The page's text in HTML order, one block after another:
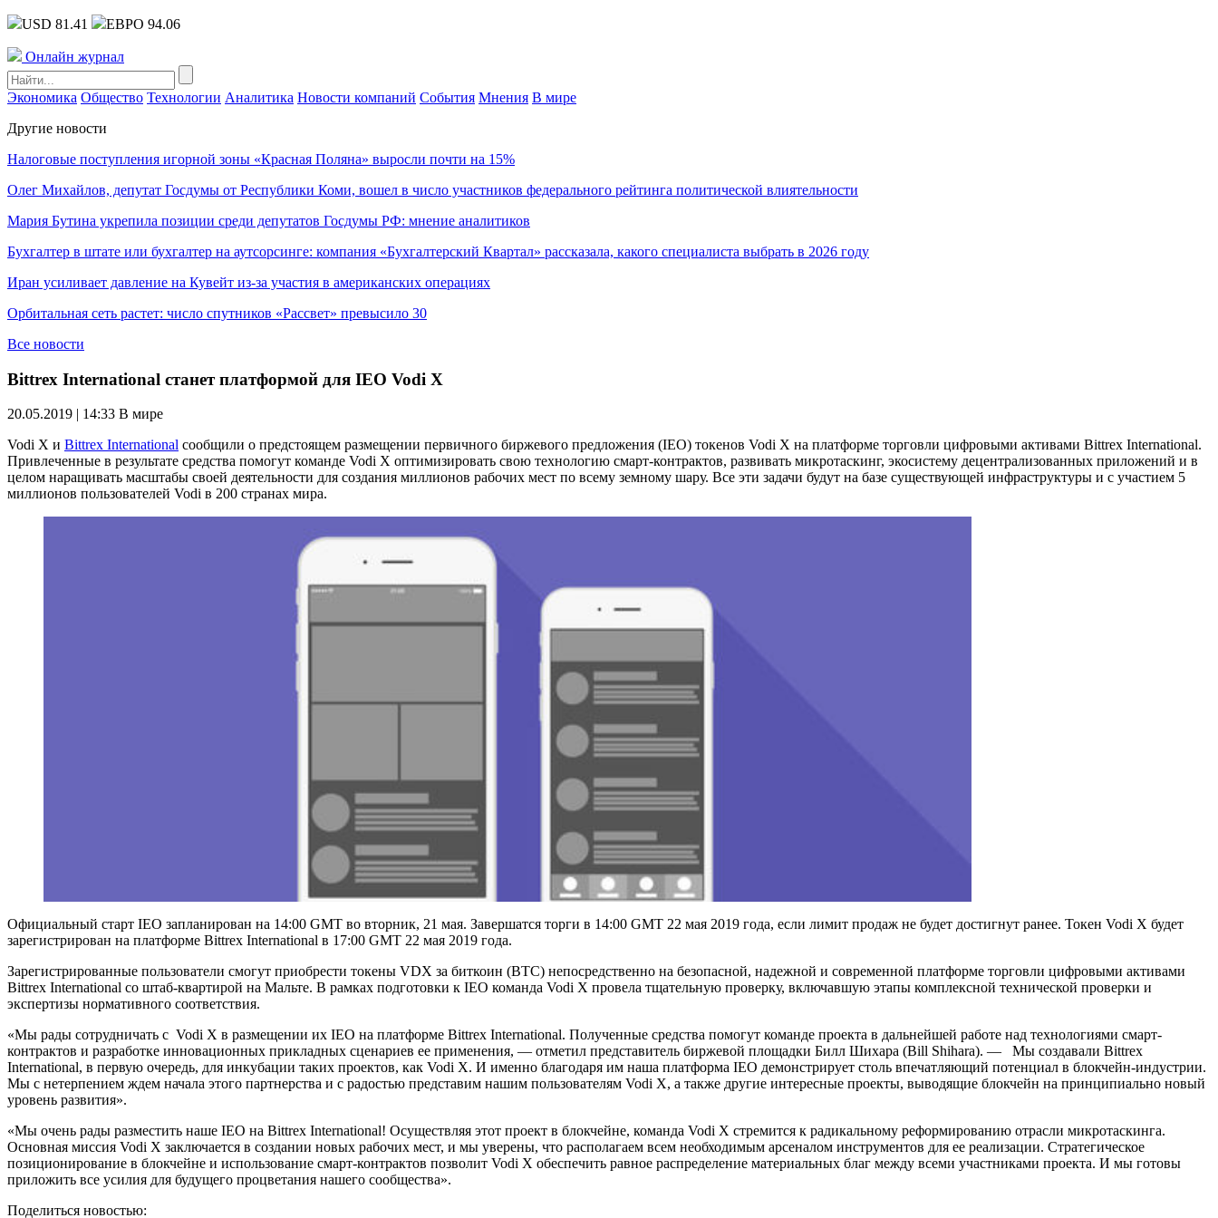
USD 81.41 ЕВРО 94.06
Онлайн журнал
Экономика Общество Технологии Аналитика Новости компаний События Мнения В мире
Другие новости
Налоговые поступления игорной зоны «Красная Поляна» выросли почти на 15%
Олег Михайлов, депутат Госдумы от Республики Коми, вошел в число участников федерального рейтинга политической влиятельности
Мария Бутина укрепила позиции среди депутатов Госдумы РФ: мнение аналитиков
Бухгалтер в штате или бухгалтер на аутсорсинге: компания «Бухгалтерский Квартал» рассказала, какого специалиста выбрать в 2026 году
Иран усиливает давление на Кувейт из-за участия в американских операциях
Орбитальная сеть растет: число спутников «Рассвет» превысило 30
Все новости
Bittrex International станет платформой для IEO Vodi X
20.05.2019 | 14:33 В мире
Vodi X и Bittrex International сообщили о предстоящем размещении первичного биржевого предложения (IEO) токенов Vodi X на платформе торговли цифровыми активами Bittrex International.
Привлеченные в результате средства помогут команде Vodi X оптимизировать свою технологию смарт-контрактов, развивать микротаскинг, экосистему децентрализованных приложений и в
целом наращивать масштабы своей деятельности для создания миллионов рабочих мест по всему земному шару. Все эти задачи будут на базе существующей инфраструктуры и с участием 5
миллионов пользователей Vodi в 200 странах мира.
Официальный старт IEO запланирован на 14:00 GMT во вторник, 21 мая. Завершатся торги в 14:00 GMT 22 мая 2019 года, если лимит продаж не будет достигнут ранее. Токен Vodi X будет
зарегистрирован на платформе Вittrex International в 17:00 GMT 22 мая 2019 года.
Зарегистрированные пользователи смогут приобрести токены VDX за биткоин (BTC) непосредственно на безопасной, надежной и современной платформе торговли цифровыми активами
Bittrex International со штаб-квартирой на Мальте. В рамках подготовки к IEO команда Vodi X провела тщательную проверку, включавшую этапы комплексной технической проверки и
экспертизы нормативного соответствия.
«Мы рады сотрудничать с Vodi X в размещении их IEO на платформе Bittrex International. Полученные средства помогут команде проекта в дальнейшей работе над технологиями смарт-
контрактов и разработке инновационных прикладных сценариев ее применения, — отметил представитель биржевой площадки Билл Шихара (Bill Shihara). — Мы создавали Bittrex
International, в первую очередь, для инкубации таких проектов, как Vodi X. И именно благодаря им наша платформа IEO демонстрирует столь впечатляющий потенциал в блокчейн-индустрии.
Мы с нетерпением ждем начала этого партнерства и с радостью представим нашим пользователям Vodi X, а также другие интересные проекты, выводящие блокчейн на принципиально новый
уровень развития».
«Мы очень рады разместить наше IEO на Bittrex International! Осуществляя этот проект в блокчейне, команда Vodi X стремится к радикальному реформированию отрасли микротаскинга.
Основная миссия Vodi X заключается в создании новых рабочих мест, и мы уверены, что располагаем всем необходимым арсеналом инструментов для ее реализации. Стратегическое
позиционирование в блокчейне и использование смарт-контрактов позволит Vodi X обеспечить равное распределение материальных благ между всеми участниками проекта. И мы готовы
приложить все усилия для будущего процветания нашего сообщества».
Поделиться новостью: